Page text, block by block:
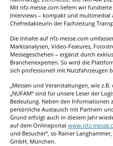
Mit nfz-messe.com liefern wir
Interviews – kompakt und multimedial
Chefredakteurin der Fachzeitung
Die Inhalte auf nfz-messe.com
Marktanalysen, Video-Features,
Messegeschehen – ergänzt durch
Branchenexperten. So wird die
sich professionell mit Nutzfahrzeugen
„Messen und Veranstaltungen, wie
„NUFAM“ sind für unsere Leser der
Bedeutung. Neben den Informationen
persönliche Austausch mit Partnern
Grund erfolgt auch in diesem Jahr
auf dem Onlineportal www.nfz-
und Besucher“, so Rainer
GmbH, München.